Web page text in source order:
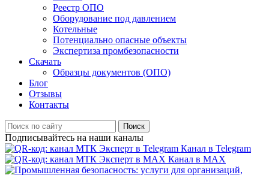
Реестр ОПО
Оборудование под давлением
Котельные
Потенциально опасные объекты
Экспертиза промбезопасности
Скачать
Образцы документов (ОПО)
Блог
Отзывы
Контакты
Поиск
Подписывайтесь на наши каналы
Канал в Telegram
Канал в MAX